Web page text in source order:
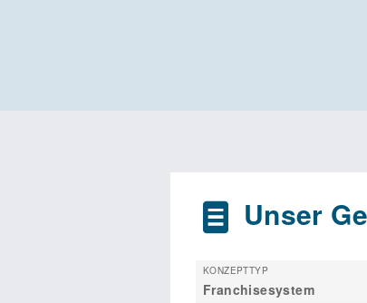
Unser
KONZEPTTYP
Franchisesystem